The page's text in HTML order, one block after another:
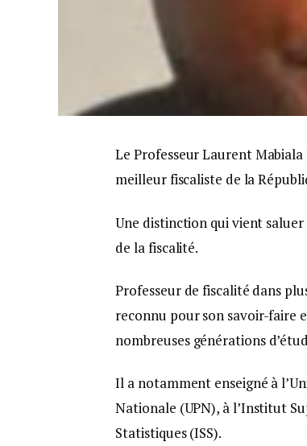
Le Professeur Laurent
meilleur fiscaliste de la
Une distinction qui vient saluer
de la fiscalité.
Professeur de fiscalité dans
reconnu pour son savoir-faire
nombreuses générations
Il a notamment enseigné à
Nationale (UPN), à l’Institut
Statistiques (ISS).